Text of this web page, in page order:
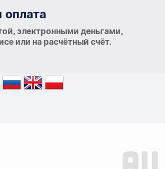
оплата
электронными деньгами,
или на расчётный счёт.